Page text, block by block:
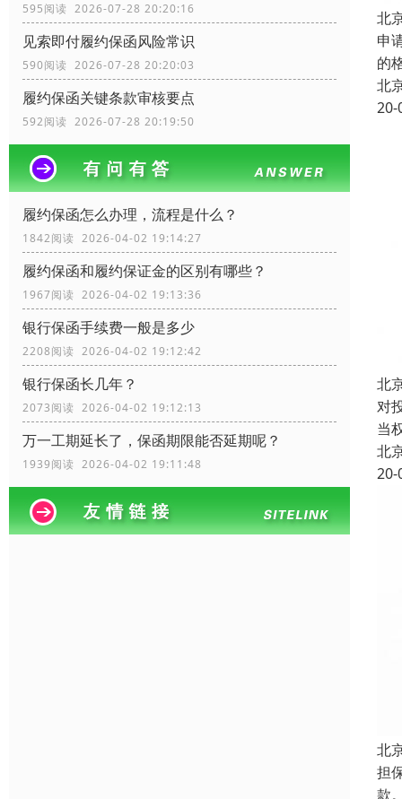
595阅读 2026-07-28 20:20:16
见索即付履约保函风险常识
590阅读 2026-07-28 20:20:03
履约保函关键条款审核要点
592阅读 2026-07-28 20:19:50
履约保函怎么办理，流程是什么？
1842阅读 2026-04-02 19:14:27
履约保函和履约保证金的区别有哪些？
1967阅读 2026-04-02 19:13:36
银行保函手续费一般是多少
2208阅读 2026-04-02 19:12:42
银行保函长几年？
2073阅读 2026-04-02 19:12:13
万一工期延长了，保函期限能否延期呢？
1939阅读 2026-04-02 19:11:48
北
申
的
北
20-
北
对
当
北
20-
北
担
款